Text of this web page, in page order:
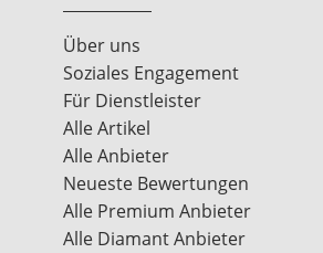
Über uns
Soziales Engagement
Für Dienstleister
Alle Artikel
Alle Anbieter
Neueste Bewertungen
Alle Premium Anbieter
Alle Diamant Anbieter